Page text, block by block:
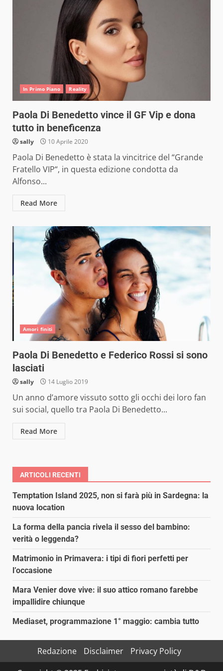
In Primo Piano Reality
Paola Di Benedetto vince il GF Vip e dona
tutto in beneficenza
sally 10 Aprile 2020
Paola Di Benedetto è stata la vincitrice del “Grande
Fratello VIP“, in questa edizione condotta da
Alfonso...
Read More
Amori finiti
Paola Di Benedetto e Federico Rossi si sono
lasciati
sally 14 Luglio 2019
Un anno d’amore vissuto sotto gli occhi dei loro fan
sui social, quello tra Paola Di Benedetto...
Read More
ARTICOLI RECENTI
Temptation Island 2025, non si farà più in Sardegna: la
nuova location
La forma della pancia rivela il sesso del bambino:
verità o leggenda?
Matrimonio in Primavera: i tipi di fiori perfetti per
l’occasione
Mara Venier dove vive: il suo attico romano farebbe
impallidire chiunque
Mediaset, programmazione 1° maggio: cambia tutto
Redazione Disclaimer
Privacy Policy